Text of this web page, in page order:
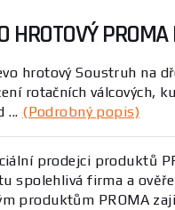
HROTOVÝ
hrotový Soustruh na
rotačních válcových,
... (Podrobný popis)
prodejci produktů
spolehlivá firma a
produktům PROMA